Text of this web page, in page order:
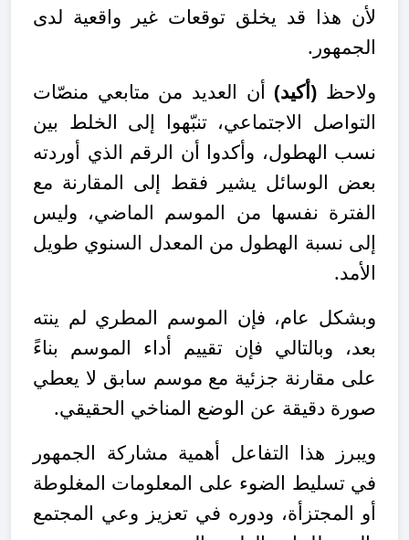
لأن هذا قد يخلق توقعات غير واقعية لدى
الجمهور.
ولاحظ (أكيد)أن العديد من متابعي منصّات
التواصل الاجتماعي، تنبّهوا إلى الخلط بين
نسب الهطول، وأكدوا أن الرقم الذي أوردته
بعض الوسائل يشير فقط إلى المقارنة مع
الفترة نفسها من الموسم الماضي، وليس
إلى نسبة الهطول من المعدل السنوي طويل
الأمد.
وبشكل عام، فإن الموسم المطري لم ينته
بعد، وبالتالي فإن تقييم أداء الموسم بناءً
على مقارنة جزئية مع موسم سابق لا يعطي
صورة دقيقة عن الوضع المناخي الحقيقي.
ويبرز هذا التفاعل أهمية مشاركة الجمهور
في تسليط الضوء على المعلومات المغلوطة
أو المجتزأة، ودوره في تعزيز وعي المجتمع